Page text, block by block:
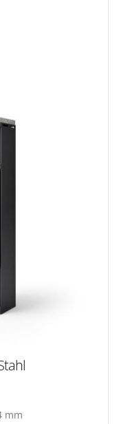
mm